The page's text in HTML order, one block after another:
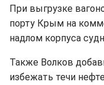
При выгрузке
порту Крым на
надлом корпуса
Также Волков
избежать течи